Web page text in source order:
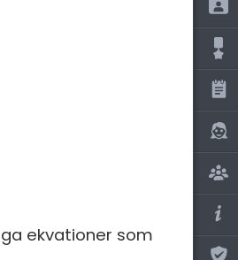
ekvationer som